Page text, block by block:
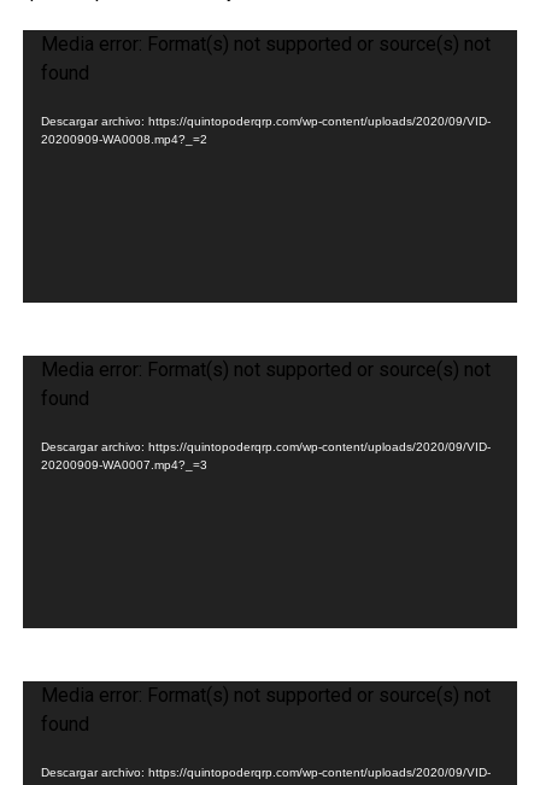
Reproductor
de
Media error: Format(s) not supported or source(s) not
found
Descargar archivo: https://quintopoderqrp.com/wp-content/uploads/2020/09/VID-
20200909-WA0008.mp4?_=2
Reproductor
de
Media error: Format(s) not supported or source(s) not
found
Descargar archivo: https://quintopoderqrp.com/wp-content/uploads/2020/09/VID-
20200909-WA0007.mp4?_=3
Reproductor
de
Media error: Format(s) not supported or source(s) not
found
Descargar archivo: https://quintopoderqrp.com/wp-content/uploads/2020/09/VID-